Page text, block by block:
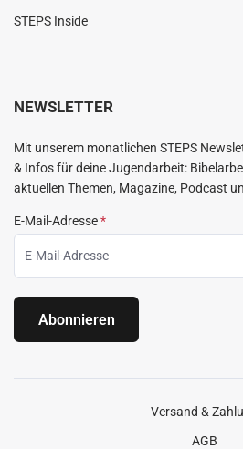
STEPS Inside
NEWSLETTER
Mit unserem monatlichen STEPS
& Infos für deine Jugendarbeit:
aktuellen Themen, Magazine, Podcast
E-Mail-Adresse*
Abonnieren
Versand &
AGB